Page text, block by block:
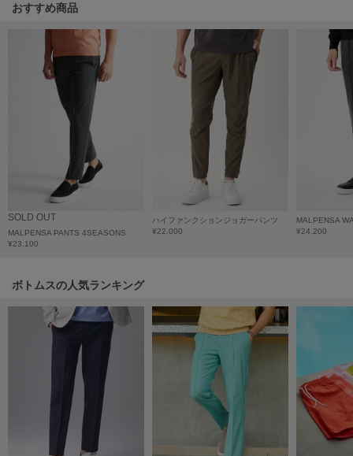
HUNTER
ハンター
HOKA ONEONE
ルコックスポルティフ
レスポートサック
LILY BROWN
リリーブラウン
おすすめ商品
SOLD OUT
MALPENSA PANTS 4SEASONS
¥23,100
ハイファンクションジョガーパンツ
¥22,000
MALPENSA
¥24,200
ボトムスの人気ランキング